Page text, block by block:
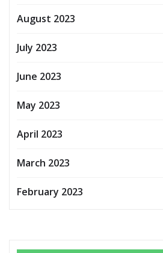
August 2023
July 2023
June 2023
May 2023
April 2023
March 2023
February 2023